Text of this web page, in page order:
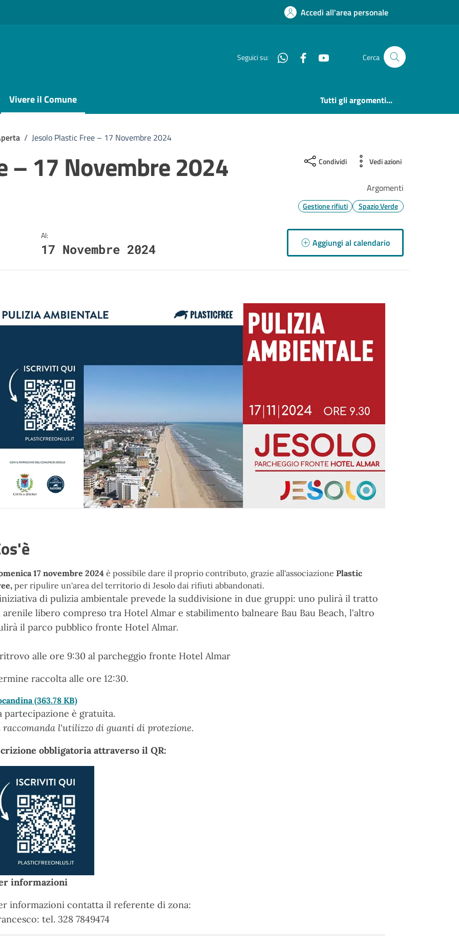
Accedi all'area personale
Seguici su: WhatsappFacebook Cerca
Vivere il Comune Tutti gli argomenti...
/ Jesolo Plastic Free – 17 Novembre 2024
– 17 Novembre 2024 Condividi Vedi azioni
Argomenti
Gestione rifiuti Spazio Verde
Al:
17 Novembre 2024 Aggiungi al calendario
17 novembre 2024 è possibile dare il proprio contributo, grazie all'associazione Plastic
per ripulire un'area del territorio di Jesolo dai rifiuti abbandonati.
di pulizia ambientale prevede la suddivisione in due gruppi: uno pulirà il tratto
arenile libero compreso tra Hotel Almar e stabilimento balneare Bau Bau Beach, l'altro
il parco pubblico fronte Hotel Almar.
alle ore 9:30 al parcheggio fronte Hotel Almar
raccolta alle ore 12:30.
(363.78 KB)
partecipazione è gratuita.
raccomanda l'utilizzo di guanti di protezione.
obbligatoria attraverso il QR:
informazioni
informazioni contatta il referente di zona:
tel. 328 7849474